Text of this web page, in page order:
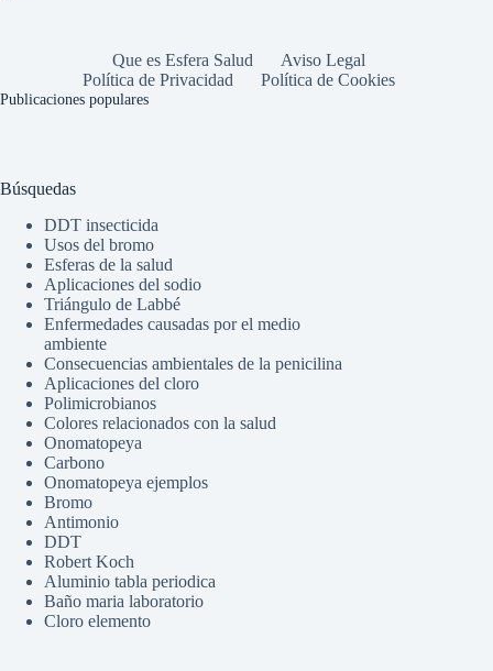
Que es Esfera Salud
Aviso Legal
Política de Privacidad
Política de Cookies
Publicaciones populares
Búsquedas
DDT insecticida
Usos del bromo
Esferas de la salud
Aplicaciones del sodio
Triángulo de Labbé
Enfermedades causadas por el medio
ambiente
Consecuencias ambientales de la penicilina
Aplicaciones del cloro
Polimicrobianos
Colores relacionados con la salud
Onomatopeya
Carbono
Onomatopeya ejemplos
Bromo
Antimonio
DDT
Robert Koch
Aluminio tabla periodica
Baño maria laboratorio
Cloro elemento